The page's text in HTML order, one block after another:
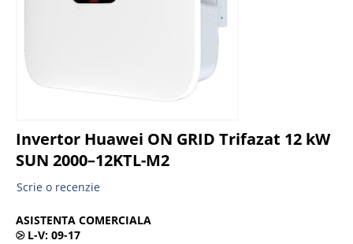
Invertor Huawei ON GRID Trifazat 12 kW
SUN 2000–12KTL-M2
Scrie o recenzie
ASISTENTA COMERCIALA
⧁ L-V: 09-17